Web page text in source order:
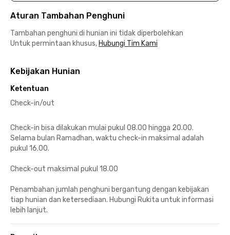
Aturan Tambahan Penghuni
Tambahan penghuni di hunian ini tidak diperbolehkan
Untuk permintaan khusus, Hubungi Tim Kami
Kebijakan Hunian
Ketentuan
Check-in/out
Check-in bisa dilakukan mulai pukul 08.00 hingga 20.00.
Selama bulan Ramadhan, waktu check-in maksimal adalah
pukul 16.00.
Check-out maksimal pukul 18.00
Penambahan jumlah penghuni bergantung dengan kebijakan
tiap hunian dan ketersediaan. Hubungi Rukita untuk informasi
lebih lanjut.